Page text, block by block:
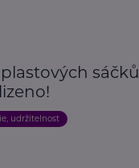
sáčků
udržitelnost